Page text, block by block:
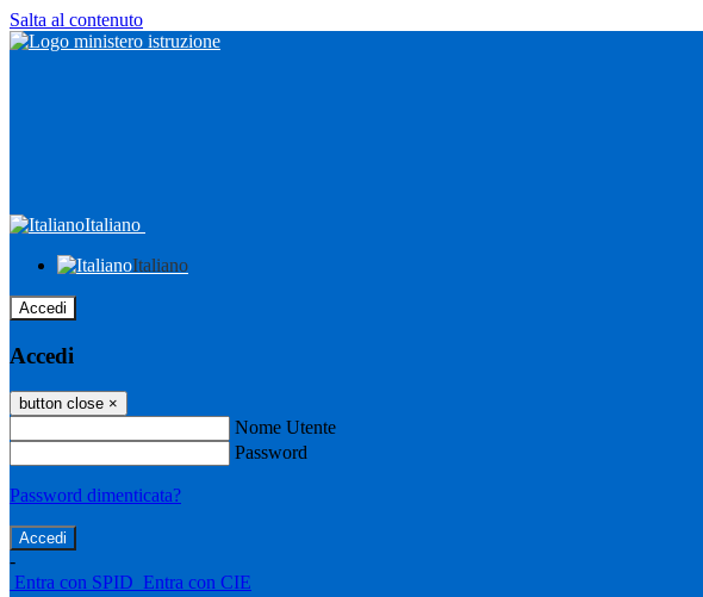
Salta al contenuto
Italiano
Italiano
Accedi
Accedi
button close ×
Nome Utente
Password
Password dimenticata?
-
Entra con SPID Entra con CIE